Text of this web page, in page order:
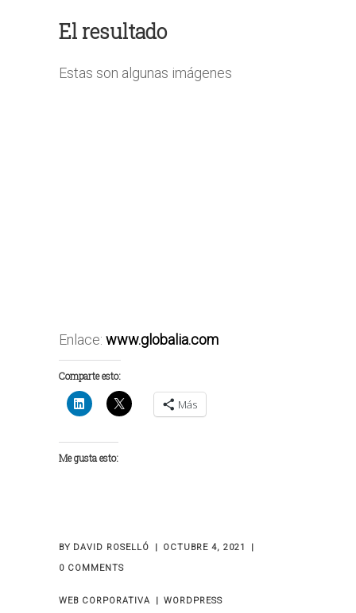
El resultado
Estas son algunas imágenes
Enlace: www.globalia.com
Comparte esto:
Más
Me gusta esto:
BY DAVID ROSELLÓ
OCTUBRE 4, 2021
0 COMMENTS
WEB CORPORATIVA WORDPRESS